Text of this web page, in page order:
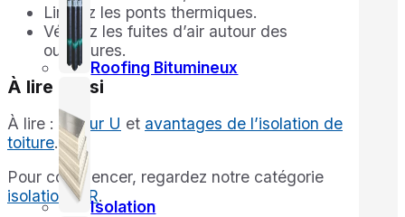
Roofing Bitumineux
Isolation
Limitez les ponts thermiques.
Vérifiez les fuites d’air autour des
ouvertures.
À lire aussi
À lire : valeur U et avantages de l’isolation de
toiture.
Pour commencer, regardez notre catégorie
isolation PIR.